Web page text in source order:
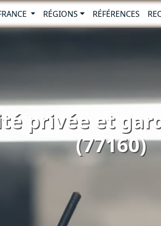
RÉGIONS RÉFÉRENCES
privée et
(77160)